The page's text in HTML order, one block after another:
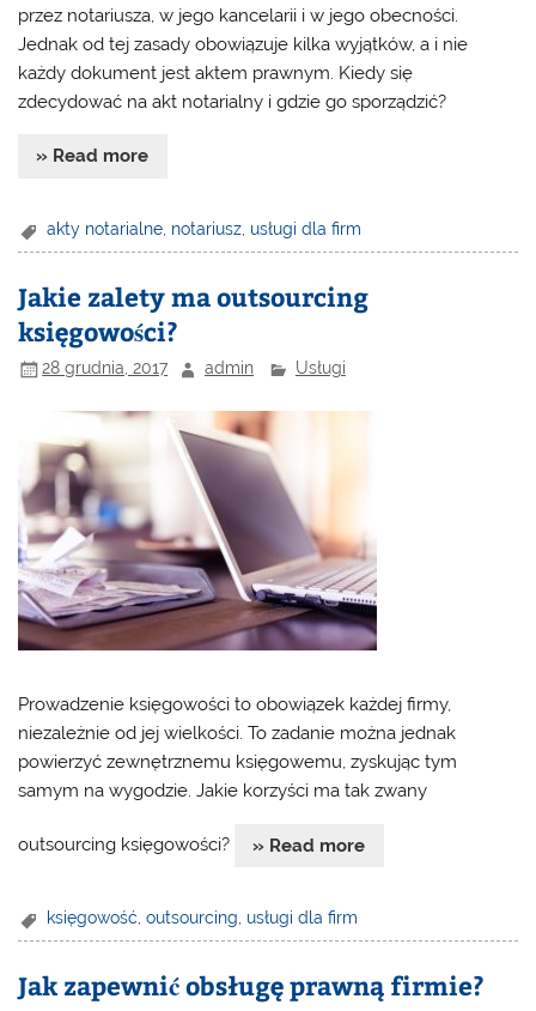
przez notariusza, w jego kancelarii i w jego obecności.
Jednak od tej zasady obowiązuje kilka wyjątków, a i nie
każdy dokument jest aktem prawnym. Kiedy się
zdecydować na akt notarialny i gdzie go sporządzić?
» Read more
akty notarialne notariusz usługi dla firm
Jakie zalety ma outsourcing
księgowości?
28 grudnia, 2017 admin Usługi
Prowadzenie księgowości to obowiązek każdej firmy,
niezależnie od jej wielkości. To zadanie można jednak
powierzyć zewnętrznemu księgowemu, zyskując tym
samym na wygodzie. Jakie korzyści ma tak zwany
outsourcing księgowości? » Read more
księgowość,outsourcing, usługi dla firm
Jak zapewnić obsługę prawną firmie?